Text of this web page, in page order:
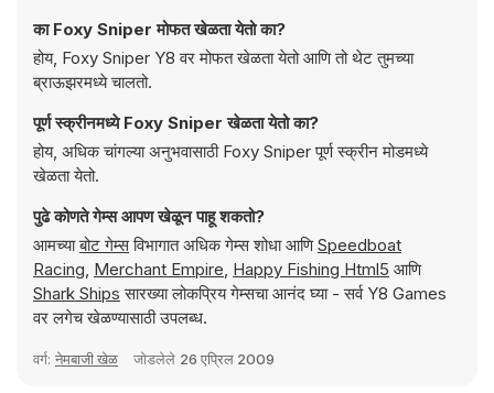
का Foxy Sniper मोफत खेळता येतो का?
होय, Foxy Sniper Y8 वर मोफत खेळता येतो आणि तो थेट तुमच्या
ब्राऊझरमध्ये चालतो.
पूर्ण स्क्रीनमध्ये Foxy Sniper खेळता येतो का?
होय, अधिक चांगल्या अनुभवासाठी Foxy Sniper पूर्ण स्क्रीन मोडमध्ये
खेळता येतो.
पुढे कोणते गेम्स आपण खेळून पाहू शकतो?
आमच्याबोट गेम्सविभागात अधिक गेम्स शोधा आणिSpeedboat
Racing, Merchant Empire, Happy Fishing Html5 आणि
Shark Ships सारख्या लोकप्रिय गेम्सचा आनंद घ्या - सर्व Y8 Games
वर लगेच खेळण्यासाठी उपलब्ध.
वर्ग: नेमबाजी खेळ जोडलेले 26 एप्रिल 2009